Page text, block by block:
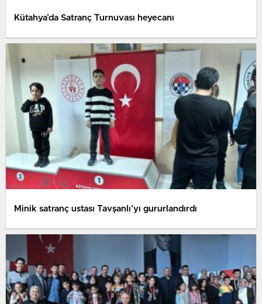
Kütahya’da Satranç Turnuvası heyecanı
Minik satranç ustası Tavşanlı’yı gururlandırdı